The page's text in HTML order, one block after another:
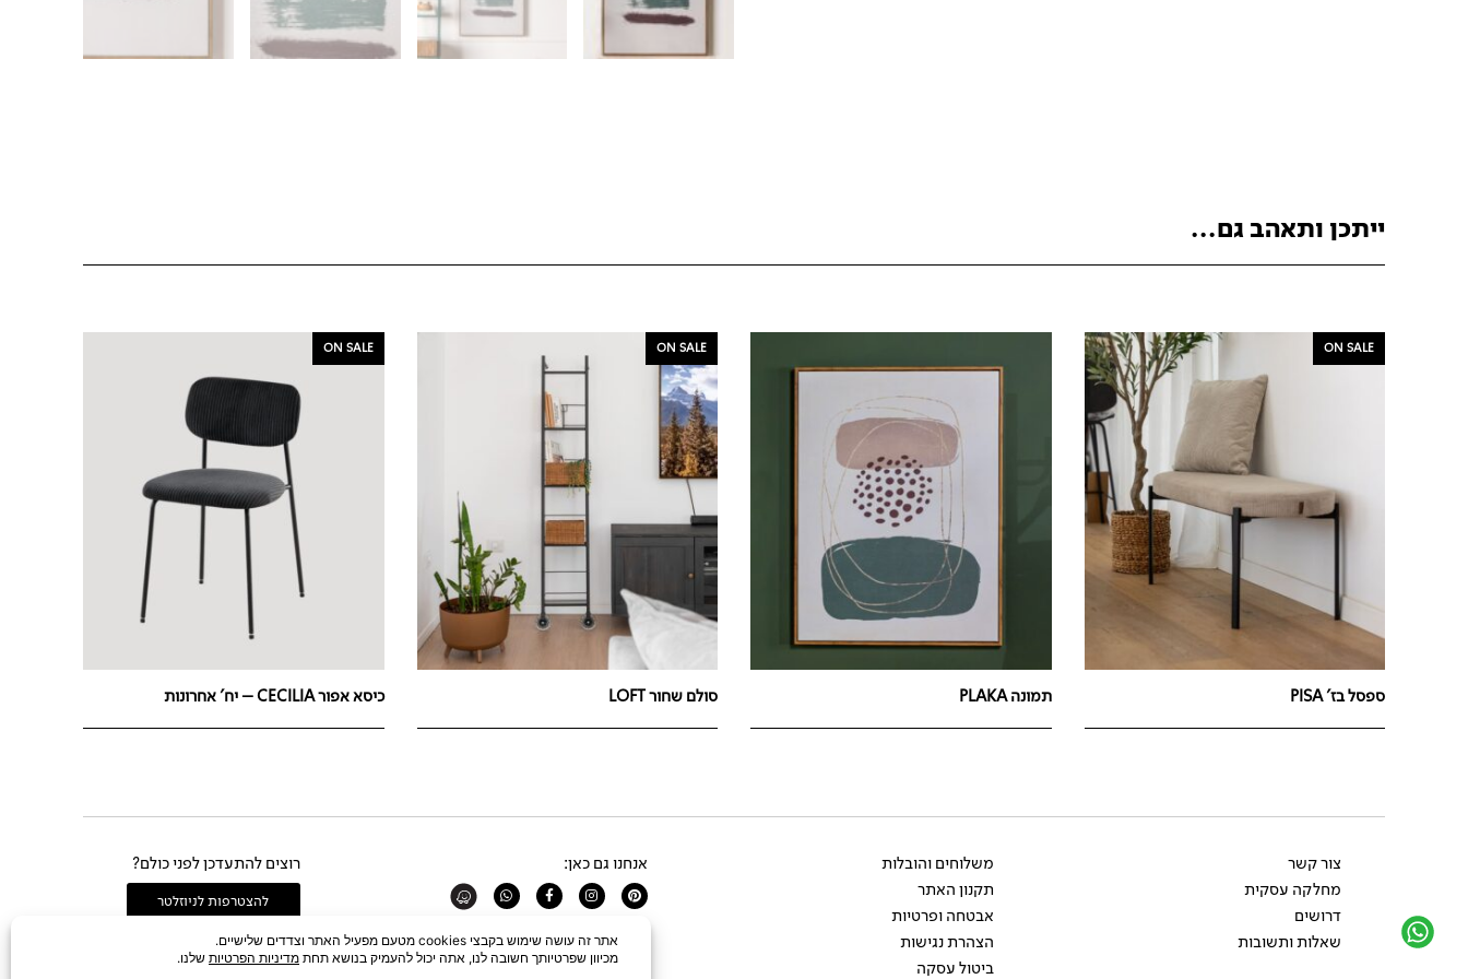
ייתכן ותאהב גם...
ON SALE
ספסל בז' PISA תמונה PLAKA
ON SALE
סולם שחור LOFT
ON SALE
כיסא אפור CECILIA – יח' אחרונות
צור קשר
מחלקה עסקית
דרושים
שאלות ותשובות
משלוחים והובלות
תקנון האתר
אבטחה ופרטיות
הצהרת נגישות
ביטול עסקה
אנחנו גם כאן:
Pinterest
Instagram
Facebook-
f
Whatsapp
רוצים להתעדכן לפני כולם?
להצטרפות לניוזלטר